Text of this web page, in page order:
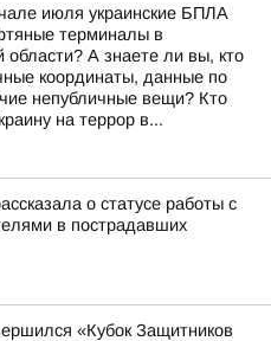
июля украинские БПЛА
терминалы в
области? А знаете ли вы, кто
координаты, данные по
непубличные вещи? Кто
на террор в...
о статусе работы с
в пострадавших
«Кубок Защитников